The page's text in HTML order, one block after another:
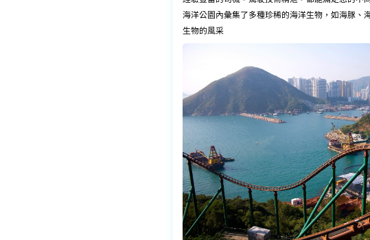
海洋公園內彙集了多種珍稀的海洋生物，如海豚、
生物的風采